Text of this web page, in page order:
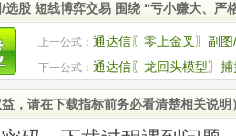
股 短线博弈交易 围绕 “亏小赚大、严
上一公式： 通达信〖零上金叉〗副
进行股票选股
下一公式： 通达信〖龙回头模型〗
选股 源码
，请在下载指标前务必看清楚相关说明